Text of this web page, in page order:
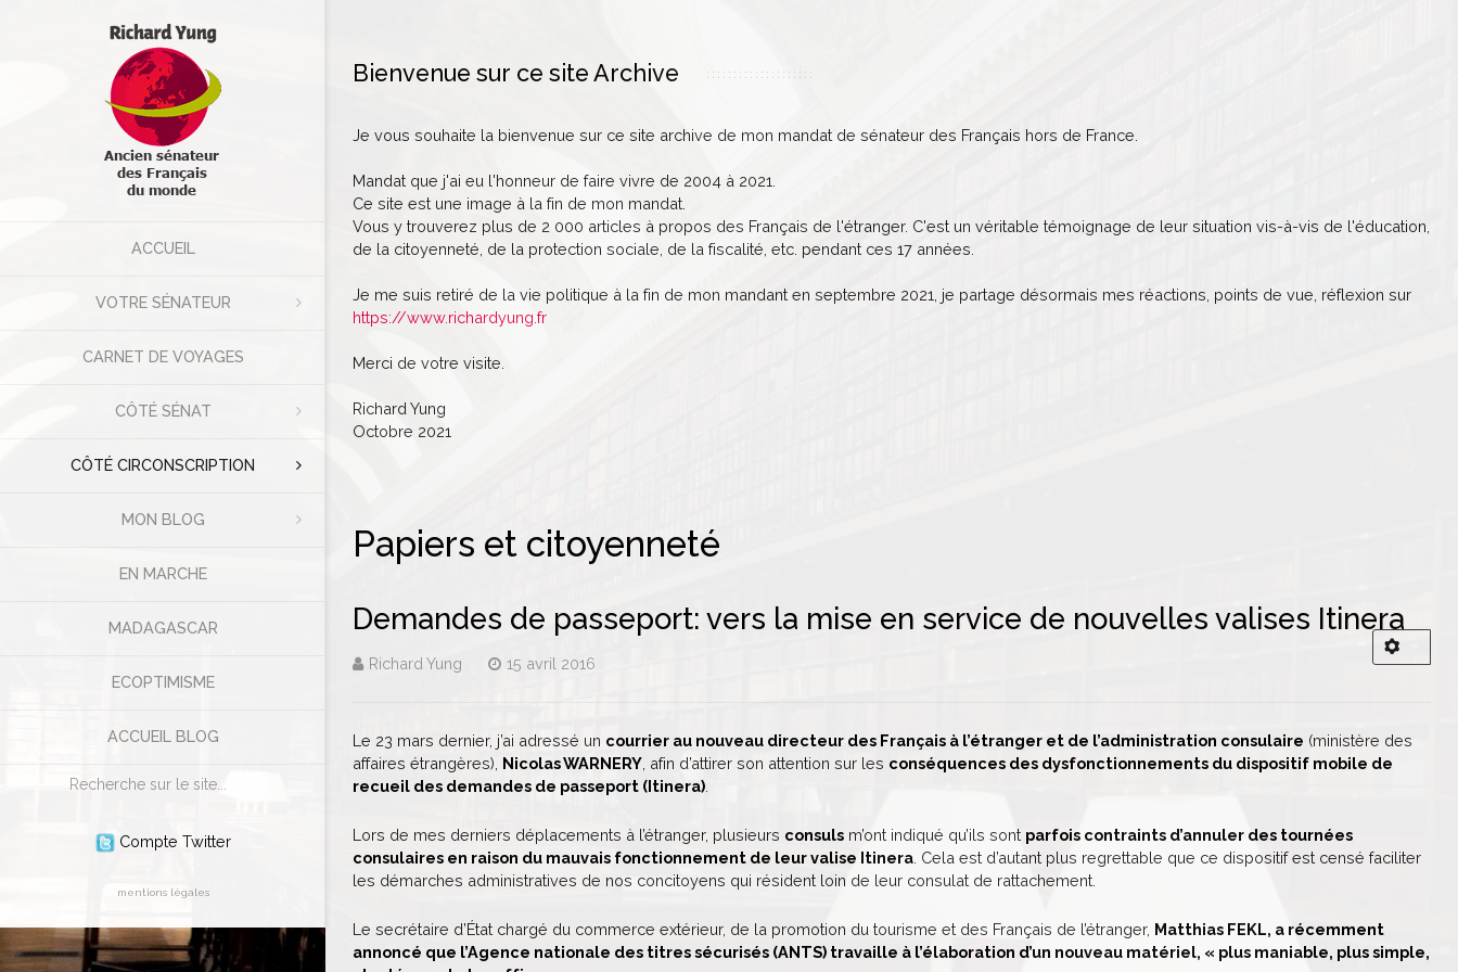
ACCUEIL
VOTRE SÉNATEUR
CARNET DE VOYAGES
CÔTÉ SÉNAT
CÔTÉ CIRCONSCRIPTION
MON BLOG
EN MARCHE
MADAGASCAR
ECOPTIMISME
ACCUEIL BLOG
Rechercher
Compte Twitter
mentions légales
Bienvenue sur ce site Archive
Je vous souhaite la bienvenue sur ce site archive de mon mandat de sénateur des Français hors de France.
Mandat que j'ai eu l'honneur de faire vivre de 2004 à 2021.
Ce site est une image à la fin de mon mandat.
Vous y trouverez plus de 2 000 articles à propos des Français de l'étranger. C'est un véritable témoignage de leur situation vis-à-vis de l'éducation,
de la citoyenneté, de la protection sociale, de la fiscalité, etc. pendant ces 17 années.
Je me suis retiré de la vie politique à la fin de mon mandant en septembre 2021, je partage désormais mes réactions, points de vue, réflexion sur
https://www.richardyung.fr
Merci de votre visite.
Richard Yung
Octobre 2021
Papiers et citoyenneté
Demandes de passeport: vers la mise en service de nouvelles valises Itinera
Richard Yung 15 avril 2016
Le 23 mars dernier, j’ai adressé un courrier au nouveau directeur des Français à l’étranger et de l’administration consulaire (ministère des
affaires étrangères), Nicolas WARNERY , afin d’attirer son attention sur les conséquences des dysfonctionnements du dispositif mobile de
recueil des demandes de passeport (Itinera)
Lors de mes derniers déplacements à l’étranger, plusieurs consuls m’ont indiqué qu’ils sont parfois contraints d’annuler des tournées
consulaires en raison du mauvais fonctionnement de leur valise Itinera . Cela est d’autant plus regrettable que ce dispositif est censé faciliter
les démarches administratives de nos concitoyens qui résident loin de leur consulat de rattachement.
Le secrétaire d’État chargé du commerce extérieur, de la promotion du tourisme et des Français de l’étranger, Matthias FEKL, a récemment
annoncé que l’Agence nationale des titres sécurisés (ANTS) travaille à l’élaboration d’un nouveau matériel, « plus maniable, plus simple,